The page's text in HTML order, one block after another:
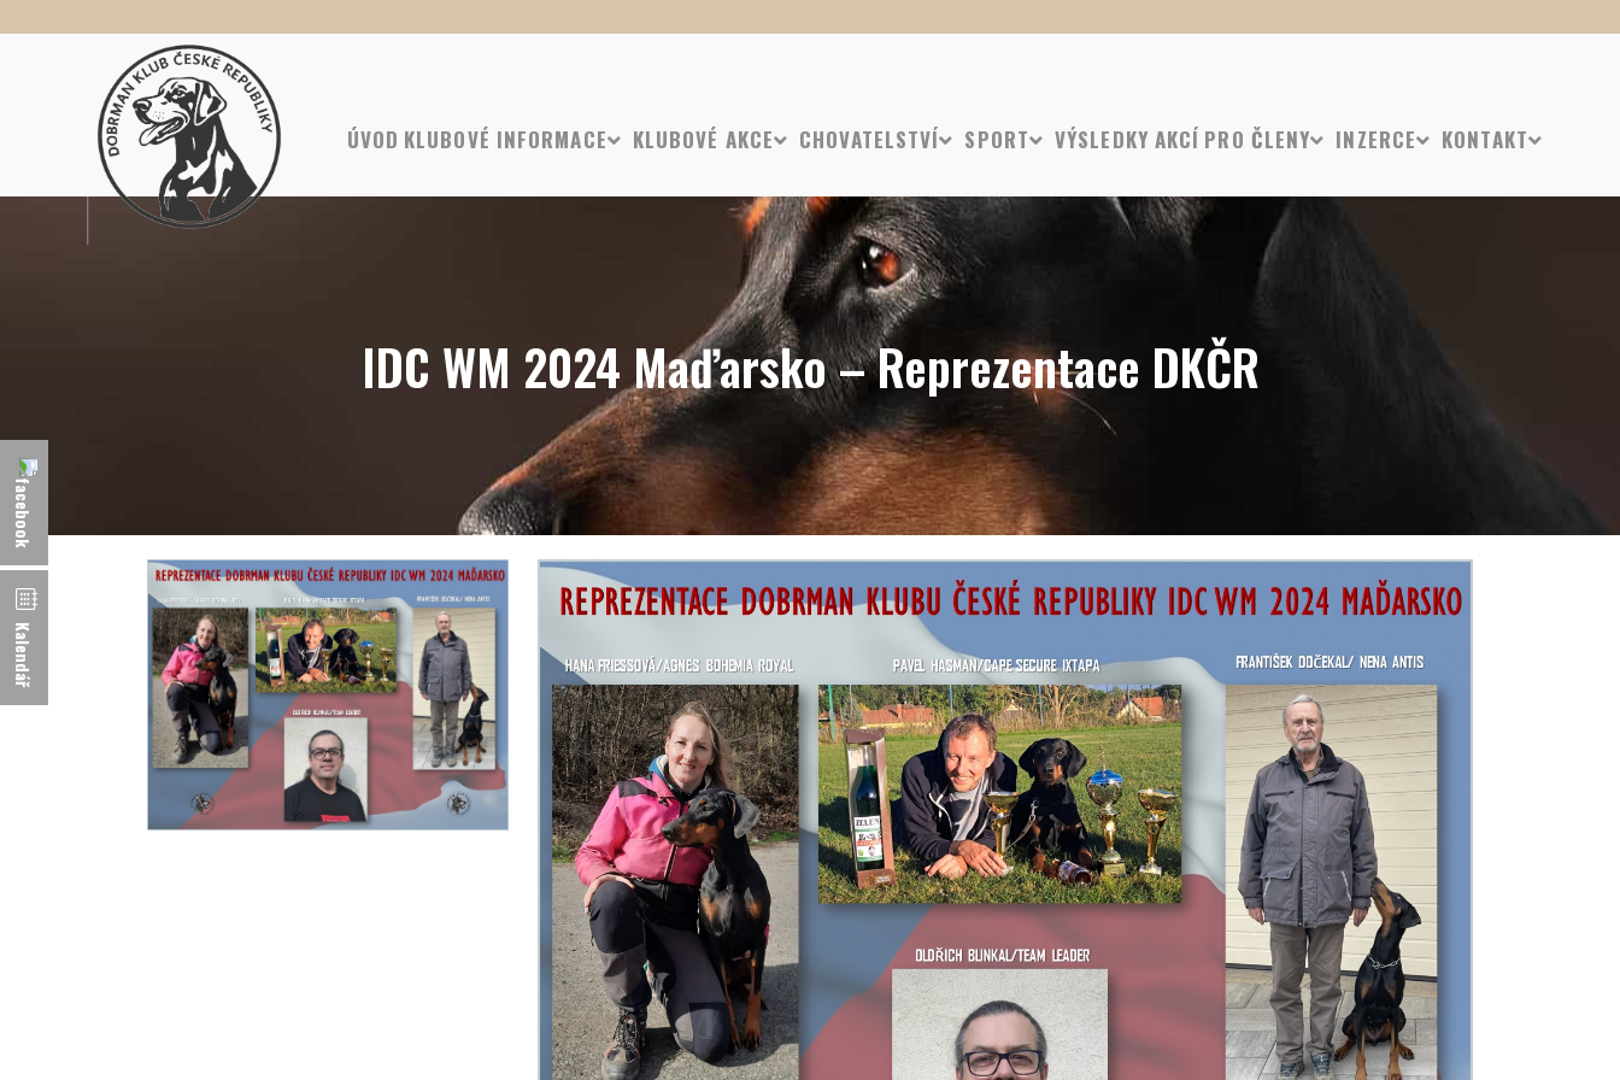
ÚVOD KLUBOVÉ INFORMACE KLUBOVÉ AKCE CHOVATELSTVÍ SPORT VÝSLEDKY AKCÍ PRO ČLENY INZERCE KONTAKT
IDC WM 2024 Maďarsko – Reprezentace DKČR
Kalendář